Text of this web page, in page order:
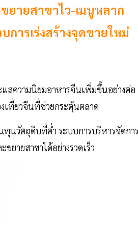
ยายสาขาไว-เมนูหลาก
ารเร่งสร้างจุดขายใหม่
แสความนิยมอาหารจีนเพิ่มขึ้นอย่างต่อ
เที่ยวจีนที่ช่วยกระตุ้นตลาด
ทุนวัตถุดิบที่ต่ำ ระบบการบริหารจัดกา
ายสาขาได้อย่างรวดเร็ว